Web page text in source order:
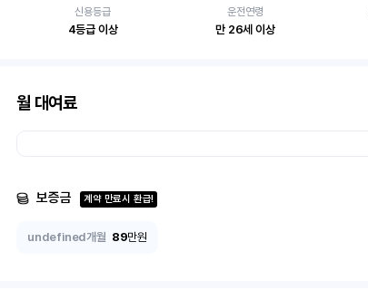
신용등급
4등급 이상
운전연령
만 26세 이상
월 대여료
보증금 계약 만료시 환급!
undefined개월 89만원